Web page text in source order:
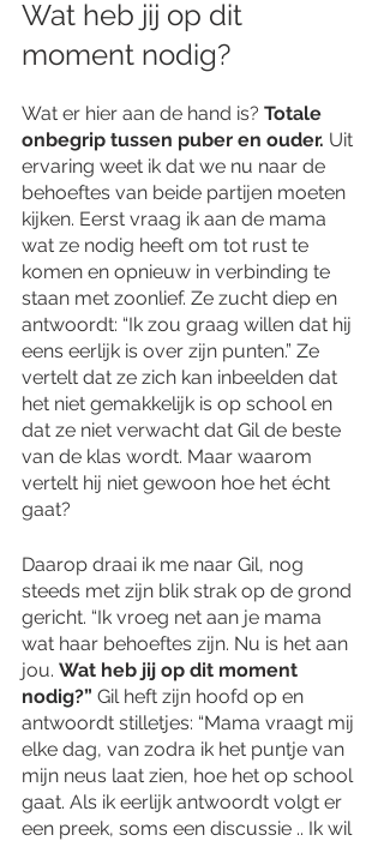
Wat heb jij op dit
moment nodig?
Wat er hier aan de hand is? Totale
onbegrip tussen puber en ouder. Uit
ervaring weet ik dat we nu naar de
behoeftes van beide partijen moeten
kijken. Eerst vraag ik aan de mama
wat ze nodig heeft om tot rust te
komen en opnieuw in verbinding te
staan met zoonlief. Ze zucht diep en
antwoordt: “Ik zou graag willen dat hij
eens eerlijk is over zijn punten.” Ze
vertelt dat ze zich kan inbeelden dat
het niet gemakkelijk is op school en
dat ze niet verwacht dat Gil de beste
van de klas wordt. Maar waarom
vertelt hij niet gewoon hoe het écht
gaat?
Daarop draai ik me naar Gil, nog
steeds met zijn blik strak op de grond
gericht. “Ik vroeg net aan je mama
wat haar behoeftes zijn. Nu is het aan
jou. Wat heb jij op dit moment
nodig?” Gil heft zijn hoofd op en
antwoordt stilletjes: “Mama vraagt mij
elke dag, van zodra ik het puntje van
mijn neus laat zien, hoe het op school
gaat. Als ik eerlijk antwoordt volgt er
een preek, soms een discussie .. Ik wil